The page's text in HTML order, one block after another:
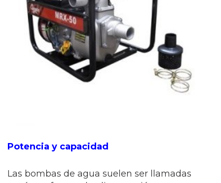
Potencia y capacidad
Las bombas de agua suelen ser llamadas